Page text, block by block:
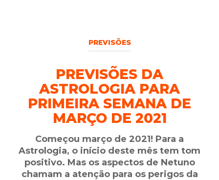
PREVISÕES
PREVISÕES DA
ASTROLOGIA PARA
PRIMEIRA SEMANA DE
MARÇO DE 2021
Começou março de 2021! Para a
Astrologia, o início deste mês tem tom
positivo. Mas os aspectos de Netuno
chamam a atenção para os perigos da